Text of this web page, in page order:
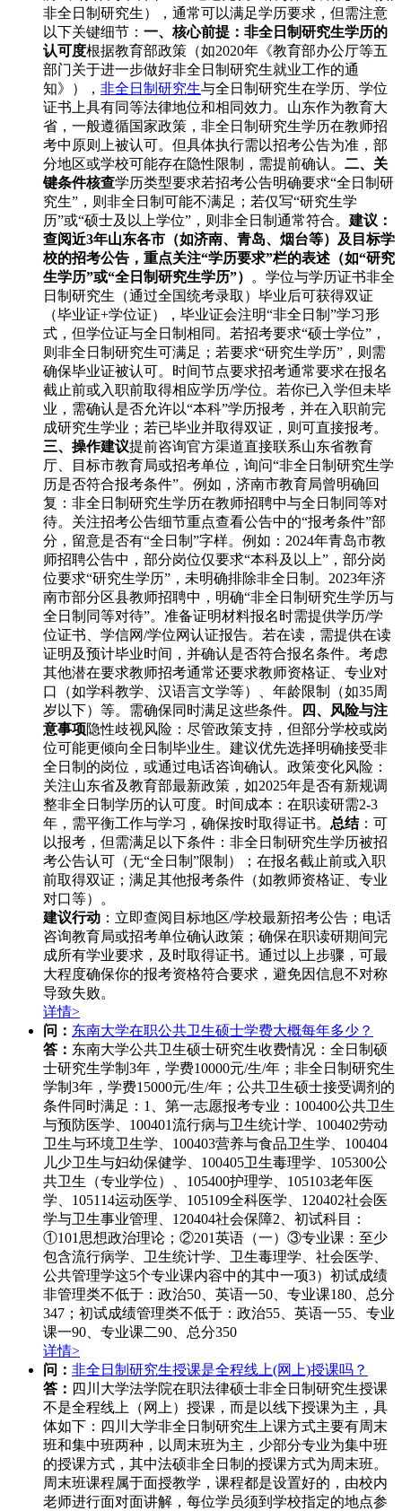
非全日制研究生），通常可以满足学历要求，但需注意
以下关键细节： 一、核心前提：非全日制研究生学历的
认可度根据教育部政策（如2020年《教育部办公厅等五
部门关于进一步做好非全日制研究生就业工作的通
知》）， 非全日制研究生与全日制研究生在学历、学位
证书上具有同等法律地位和相同效力。山东作为教育大
省，一般遵循国家政策，非全日制研究生学历在教师招
考中原则上被认可。但具体执行需以招考公告为准，部
分地区或学校可能存在隐性限制，需提前确认。 二、关
键条件核查学历类型要求若招考公告明确要求“全日制研
究生”，则非全日制可能不满足；若仅写“研究生学
历”或“硕士及以上学位”，则非全日制通常符合。 建议：
查阅近3年山东各市（如济南、青岛、烟台等）及目标学
校的招考公告，重点关注“学历要求”栏的表述（如“研究
生学历”或“全日制研究生学历”）
。学位与学历证书非全
日制研究生（通过全国统考录取）毕业后可获得双证
（毕业证+学位证），毕业证会注明“非全日制”学习形
式，但学位证与全日制相同。若招考要求“硕士学位”，
则非全日制研究生可满足；若要求“研究生学历”，则需
确保毕业证被认可。时间节点要求招考通常要求在报名
截止前或入职前取得相应学历/学位。若你已入学但未毕
业，需确认是否允许以“本科”学历报考，并在入职前完
成研究生学业；若已毕业并取得双证，则可直接报考。
三、操作建议提前咨询官方渠道直接联系山东省教育
厅、目标市教育局或招考单位，询问“非全日制研究生学
历是否符合报考条件”。例如，济南市教育局曾明确回
复：非全日制研究生学历在教师招聘中与全日制同等对
待。关注招考公告细节重点查看公告中的“报考条件”部
分，留意是否有“全日制”字样。例如：2024年青岛市教
师招聘公告中，部分岗位仅要求“本科及以上”，部分岗
位要求“研究生学历”，未明确排除非全日制。2023年济
南市部分区县教师招聘中，明确“非全日制研究生学历与
全日制同等对待”。准备证明材料报名时需提供学历/学
位证书、学信网/学位网认证报告。若在读，需提供在读
证明及预计毕业时间，并确认是否符合报名条件。考虑
其他潜在要求教师招考通常还要求教师资格证、专业对
口（如学科教学、汉语言文学等）、年龄限制（如35周
岁以下）等。需确保同时满足这些条件。
四、风险与注
意事项隐性歧视风险：尽管政策支持，但部分学校或岗
位可能更倾向全日制毕业生。建议优先选择明确接受非
全日制的岗位，或通过电话咨询确认。政策变化风险：
关注山东省及教育部最新政策，如2025年是否有新规调
整非全日制学历的认可度。时间成本：在职读研需2-3
年，需平衡工作与学习，确保按时取得证书。 总结：可
以报考，但需满足以下条件：非全日制研究生学历被招
考公告认可（无“全日制”限制）；在报名截止前或入职
前取得双证；满足其他报考条件（如教师资格证、专业
对口等）。
建议行动 ：立即查阅目标地区/学校最新招考公告；电话
咨询教育局或招考单位确认政策；确保在职读研期间完
成所有学业要求，及时取得证书。通过以上步骤，可最
大程度确保你的报考资格符合要求，避免因信息不对称
导致失败。
详情>
问： 东南大学在职公共卫生硕士学费大概每年多少？
答： 东南大学公共卫生硕士研究生收费情况：全日制硕
士研究生学制3年，学费10000元/生/年；非全日制研究生
学制3年，学费15000元/生/年；公共卫生硕士接受调剂的
条件同时满足：1、第一志愿报考专业：100400公共卫生
与预防医学、100401流行病与卫生统计学、100402劳动
卫生与环境卫生学、100403营养与食品卫生学、100404
儿少卫生与妇幼保健学、100405卫生毒理学、105300公
共卫生（专业学位）、105400护理学、105103老年医
学、105114运动医学、105109全科医学、120402社会医
学与卫生事业管理、120404社会保障2、初试科目：
①101思想政治理论；②201英语（一）③专业课：至少
包含流行病学、卫生统计学、卫生毒理学、社会医学、
公共管理学这5个专业课内容中的其中一项3）初试成绩
非管理类不低于：政治50、英语一50、专业课180、总分
347；初试成绩管理类不低于：政治55、英语一55、专业
课一90、专业课二90、总分350
详情>
问： 非全日制研究生授课是全程线上(网上)授课吗？
答： 四川大学法学院在职法律硕士非全日制研究生授课
不是全程线上（网上）授课，而是以线下授课为主，具
体如下：四川大学非全日制研究生上课方式主要有周末
班和集中班两种，以周末班为主，少部分专业为集中班
的授课方式，其中法硕非全日制的授课方式为周末班。
周末班课程属于面授教学，课程都是设置好的，由校内
老师进行面对面讲解，每位学员须到学校指定的地点参